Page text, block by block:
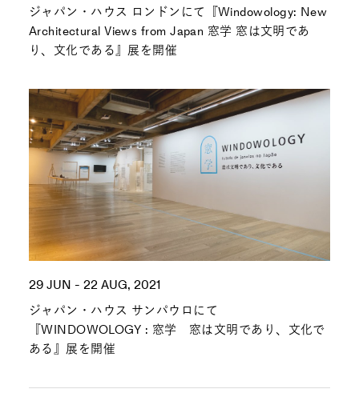
ジャパン・ハウス ロンドンにて『Windowology: New
Architectural Views from Japan 窓学 窓は文明であ
り、文化である』展を開催
29 JUN - 22 AUG, 2021
ジャパン・ハウス サンパウロにて
『WINDOWOLOGY : 窓学 窓は文明であり、文化で
ある』展を開催